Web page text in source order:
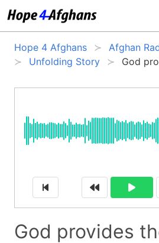
Hope 4 Afghans
Afghan
Unfolding Story
God
God provides